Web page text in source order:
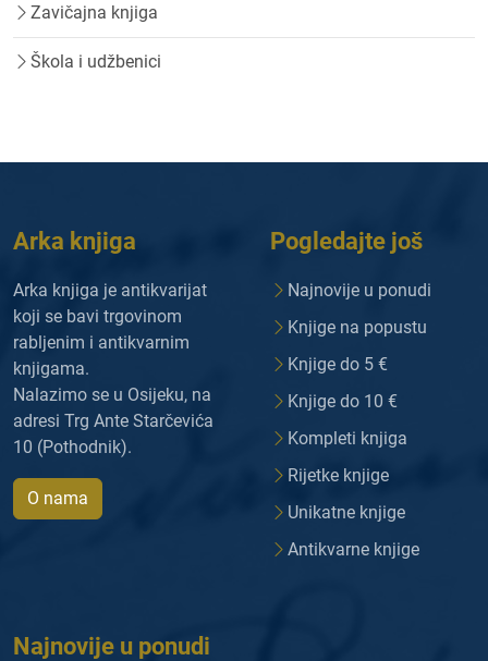
Zavičajna knjiga
Škola i udžbenici
Arka knjiga
Arka knjiga je antikvarijat
koji se bavi trgovinom
rabljenim i antikvarnim
knjigama.
Nalazimo se u Osijeku, na
adresi Trg Ante Starčevića
10 (Pothodnik).
O nama
Pogledajte još
Najnovije u ponudi
Knjige na popustu
Knjige do 5 €
Knjige do 10 €
Kompleti knjiga
Rijetke knjige
Unikatne knjige
Antikvarne knjige
Najnovije u ponudi